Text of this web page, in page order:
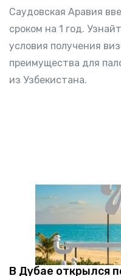
Саудовская Аравия
сроком на 1 год.
условия получения
преимущества для
из Узбекистана.
В Дубае открылся